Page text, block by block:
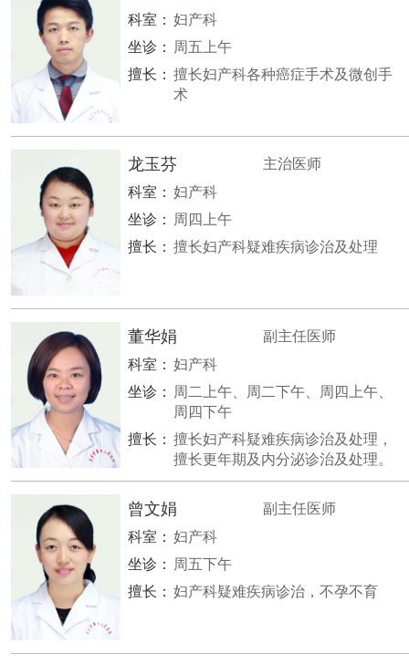
科室： 妇产科
坐诊：
周五上午
擅长： 擅长妇产科各种癌症手术及微创手
术
龙玉芬
主治医师
科室： 妇产科
坐诊：
周四上午
擅长： 擅长妇产科疑难疾病诊治及处理
董华娟
副主任医师
科室： 妇产科
坐诊：
周二上午、周二下午、周四上午、
周四下午
擅长： 擅长妇产科疑难疾病诊治及处理，
擅长更年期及内分泌诊治及处理。
曾文娟
副主任医师
科室： 妇产科
坐诊：
周五下午
擅长： 妇产科疑难疾病诊治，不孕不育